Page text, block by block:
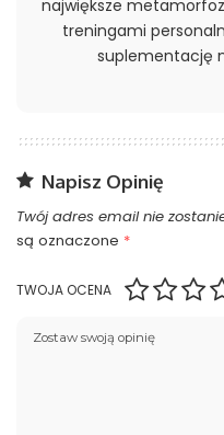
największe
treningami
suplementację
Napisz Opinię
Twój adres email nie
są oznaczone *
TWOJA OCENA